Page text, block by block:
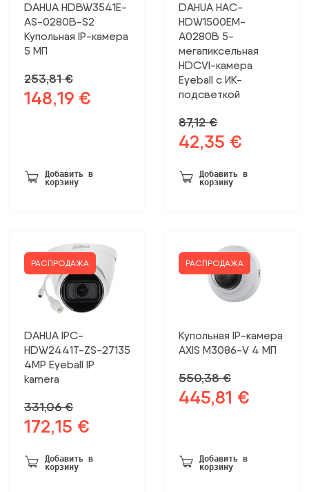
DAHUA HDBW3541E-
AS-0280B-S2
Купольная IP-камера
5 МП
253,81€
Первоначальная
148,19 €
Добавить в
корзину
DAHUA HAC-
HDW1500EM-
A0280B 5-
мегапиксельная
HDCVI-камера
Eyeball с ИК-
подсветкой
87,12€
Первоначальная
была:
87,12 €.
42,35 €
42,35 €.
Добавить в
корзину
РАСПРОДАЖА
DAHUA IPC-
HDW2441T-ZS-27135
4MP Eyeball IP
kamera
331,06€
Первоначальная
была:
331,06 €.
172,15 €
172,15 €.
Добавить в
корзину
РАСПРОДАЖА
Купольная IP-камера
AXIS M3086-V 4 МП
550,38€
Первоначальная
445,81 €
Добавить в
корзину